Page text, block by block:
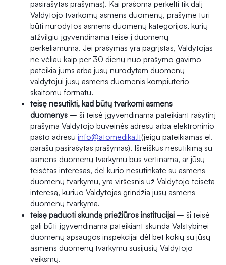
pasirašytas prašymas). Kai prašoma perkelti tik dalį
Valdytojo tvarkomų asmens duomenų, prašyme turi
būti nurodytos asmens duomenų kategorijos, kurių
atžvilgiu įgyvendinama teisė į duomenų
perkeliamumą. Jei prašymas yra pagrįstas, Valdytojas
ne vėliau kaip per 30 dienų nuo prašymo gavimo
pateikia jums arba jūsų nurodytam duomenų
valdytojui jūsų asmens duomenis kompiuterio
skaitomu formatu.
teisę nesutikti, kad būtų tvarkomi asmens
duomenys – ši teisė įgyvendinama pateikiant rašytinį
prašymą Valdytojo buveinės adresu arba elektroninio
pašto adresu info@atomedika.lt(jeigu pateikiamas el.
parašu pasirašytas prašymas). Išreiškus nesutikimą su
asmens duomenų tvarkymu bus vertinama, ar jūsų
teisėtas interesas, dėl kurio nesutinkate su asmens
duomenų tvarkymu, yra viršesnis už Valdytojo teisėtą
interesą, kuriuo Valdytojas grindžia jūsų asmens
duomenų tvarkymą.
teisę paduoti skundą priežiūros institucijai – ši teisė
gali būti įgyvendinama pateikiant skundą Valstybinei
duomenų apsaugos inspekcijai dėl bet kokių su jūsų
asmens duomenų tvarkymu susijusių Valdytojo
veiksmų.